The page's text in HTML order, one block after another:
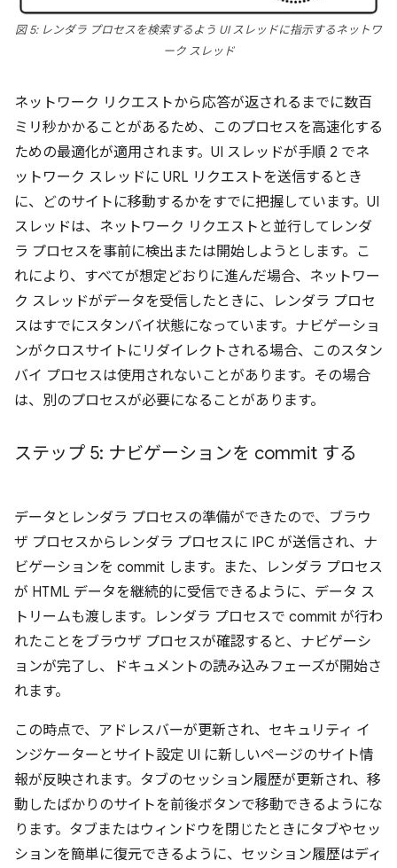
図 5: レンダラ プロセスを検索するよう UI スレッドに指示するネットワ
ーク スレッド
ネットワーク リクエストから応答が返されるまでに数百
ミリ秒かかることがあるため、このプロセスを高速化する
ための最適化が適用されます。UI スレッドが手順 2 でネ
ットワーク スレッドに URL リクエストを送信するとき
に、どのサイトに移動するかをすでに把握しています。UI
スレッドは、ネットワーク リクエストと並行してレンダ
ラ プロセスを事前に検出または開始しようとします。こ
れにより、すべてが想定どおりに進んだ場合、ネットワー
ク スレッドがデータを受信したときに、レンダラ プロセ
スはすでにスタンバイ状態になっています。ナビゲーショ
ンがクロスサイトにリダイレクトされる場合、このスタン
バイ プロセスは使用されないことがあります。その場合
は、別のプロセスが必要になることがあります。
ステップ 5: ナビゲーションを commit する
データとレンダラ プロセスの準備ができたので、ブラウ
ザ プロセスからレンダラ プロセスに IPC が送信され、ナ
ビゲーションを commit します。また、レンダラ プロセス
が HTML データを継続的に受信できるように、データ ス
トリームも渡します。レンダラ プロセスで commit が行わ
れたことをブラウザ プロセスが確認すると、ナビゲーシ
ョンが完了し、ドキュメントの読み込みフェーズが開始さ
れます。
この時点で、アドレスバーが更新され、セキュリティ イ
ンジケーターとサイト設定 UI に新しいページのサイト情
報が反映されます。タブのセッション履歴が更新され、移
動したばかりのサイトを前後ボタンで移動できるようにな
ります。タブまたはウィンドウを閉じたときにタブやセッ
ションを簡単に復元できるように、セッション履歴はディ